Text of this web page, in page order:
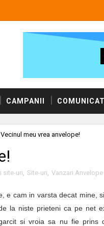
CAMPANII
Vecinul meu vrea anvelope!
site-uri, Site-uri, Vanzari Anvelope
e cam in varsta decat mine,
la niste prieteni ca pe net
si vroia sa nu fie prins